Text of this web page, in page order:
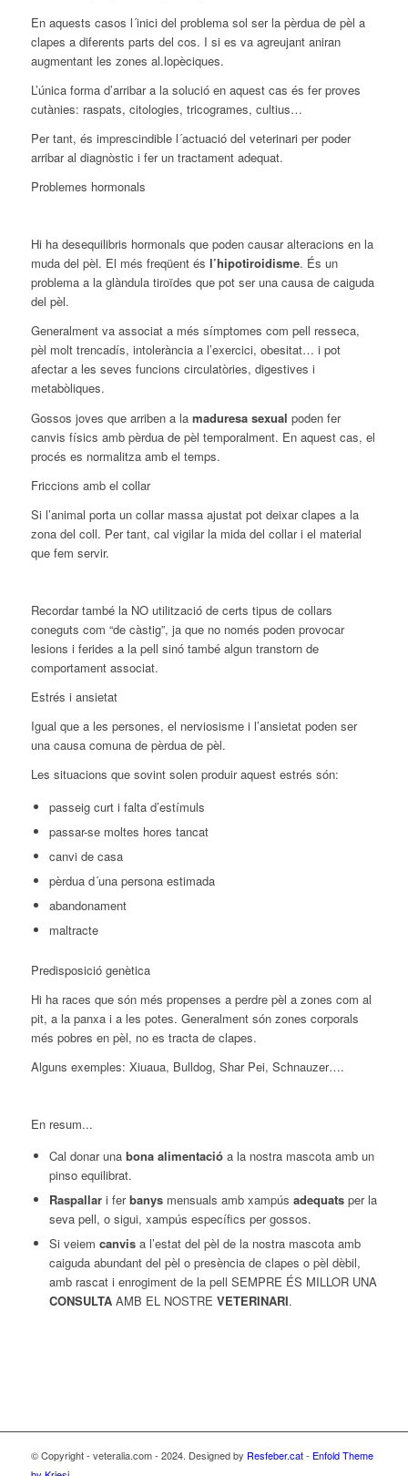
En aquests casos l´inici del problema sol ser la pèrdua de pèl a
clapes a diferents parts del cos. I si es va agreujant aniran
augmentant les zones al.lopèciques.
L’única forma d’arribar a la solució en aquest cas és fer proves
cutànies: raspats, citologies, tricogrames, cultius…
Per tant, és imprescindible l´actuació del veterinari per poder
arribar al diagnòstic i fer un tractament adequat.
Problemes hormonals
Hi ha desequilibris hormonals que poden causar alteracions en la
muda del pèl. El més freqüent és l’hipotiroidisme. És un
problema a la glàndula tiroïdes que pot ser una causa de caiguda
del pèl.
Generalment va associat a més símptomes com pell resseca,
pèl molt trencadís, intolerància a l’exercici, obesitat… i pot
afectar a les seves funcions circulatòries, digestives i
metabòliques.
Gossos joves que arriben a la maduresa sexual poden fer
canvis físics amb pèrdua de pèl temporalment. En aquest cas, el
procés es normalitza amb el temps.
Friccions amb el collar
Si l’animal porta un collar massa ajustat pot deixar clapes a la
zona del coll. Per tant, cal vigilar la mida del collar i el material
que fem servir.
Recordar també la NO utilització de certs tipus de collars
coneguts com “de càstig”, ja que no només poden provocar
lesions i ferides a la pell sinó també algun transtorn de
comportament associat.
Estrés i ansietat
Igual que a les persones, el nerviosisme i l’ansietat poden ser
una causa comuna de pèrdua de pèl.
Les situacions que sovint solen produir aquest estrés són:
passeig curt i falta d’estímuls
passar-se moltes hores tancat
canvi de casa
pèrdua d´una persona estimada
abandonament
maltracte
Predisposició genètica
Hi ha races que són més propenses a perdre pèl a zones com al
pit, a la panxa i a les potes. Generalment són zones corporals
més pobres en pèl, no es tracta de clapes.
Alguns exemples: Xiuaua, Bulldog, Shar Pei, Schnauzer….
En resum...
Cal donar una bona alimentacióa la nostra mascota amb un
pinso equilibrat.
Raspallari ferbanysmensuals amb xampús adequatsper la
seva pell, o sigui, xampús específics per gossos.
Si veiem canvisa l’estat del pèl de la nostra mascota amb
caiguda abundant del pèl o presència de clapes o pèl dèbil,
amb rascat i enrogiment de la pell SEMPRE ÉS MILLOR UNA
CONSULTAAMB EL NOSTRE VETERINARI.
© Copyright - veteralia.com - 2024. Designed by Resfeber.cat- Enfold Theme